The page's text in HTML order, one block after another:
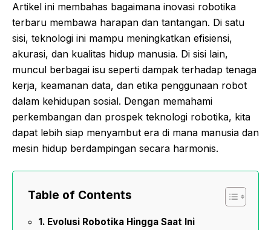
Artikel ini membahas bagaimana inovasi robotika
terbaru membawa harapan dan tantangan. Di satu
sisi, teknologi ini mampu meningkatkan efisiensi,
akurasi, dan kualitas hidup manusia. Di sisi lain,
muncul berbagai isu seperti dampak terhadap tenaga
kerja, keamanan data, dan etika penggunaan robot
dalam kehidupan sosial. Dengan memahami
perkembangan dan prospek teknologi robotika, kita
dapat lebih siap menyambut era di mana manusia dan
mesin hidup berdampingan secara harmonis.
Table of Contents
Evolusi Robotika Hingga Saat Ini